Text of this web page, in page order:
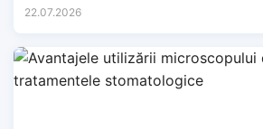
22.07.2026